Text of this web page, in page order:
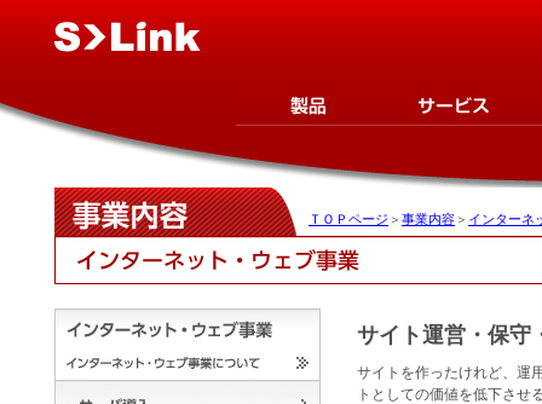
ＴＯＰページ ＞ 事業内容 ＞ インターネ
サイト運営・保守
サイトを作ったけれど、運
トとしての価値を低下させ